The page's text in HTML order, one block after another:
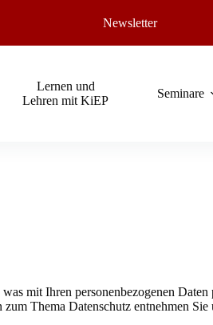
Newsletter
Lernen und
Lehren mit KiEP
Seminare
mit Ihren personenbezogenen
Thema Datenschutz entnehmen